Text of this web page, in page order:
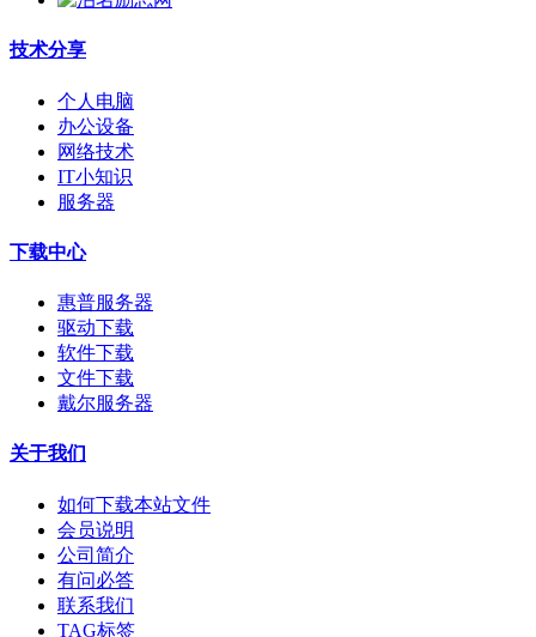
技术分享
个人电脑
办公设备
网络技术
IT小知识
服务器
下载中心
惠普服务器
驱动下载
软件下载
文件下载
戴尔服务器
关于我们
如何下载本站文件
会员说明
公司简介
有问必答
联系我们
TAG标签